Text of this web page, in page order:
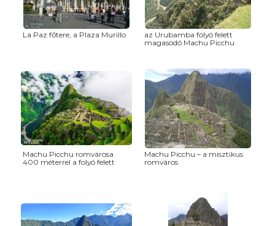
La Paz főtere, a Plaza Murillo
az Urubamba folyó felett
magasodó Machu Picchu
Machu Picchu romvárosa
400 méterrel a folyó felett
Machu Picchu – a misztikus
romváros